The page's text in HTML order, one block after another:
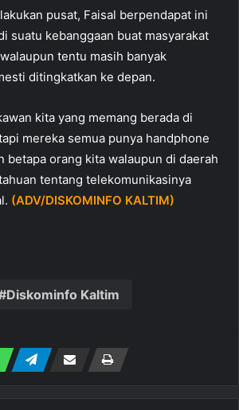
pusat, Faisal berpendapat ini
suatu kebanggaan buat masyarakat
tentu masih banyak
ditingkatkan ke depan.
kita yang memang berada di
mereka semua punya handphone
betapa orang kita walaupun di daerah
tentang telekomunikasinya
(ADV/DISKOMINFO KALTIM)
Diskominfo Kaltim